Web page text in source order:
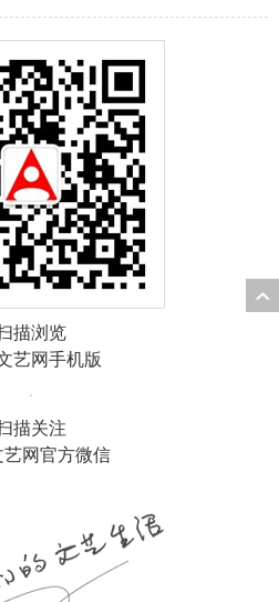
描浏览
艺网手机版
描关注
艺网官方微信